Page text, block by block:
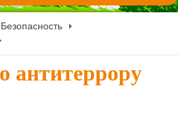
Безопасность
антитеррору